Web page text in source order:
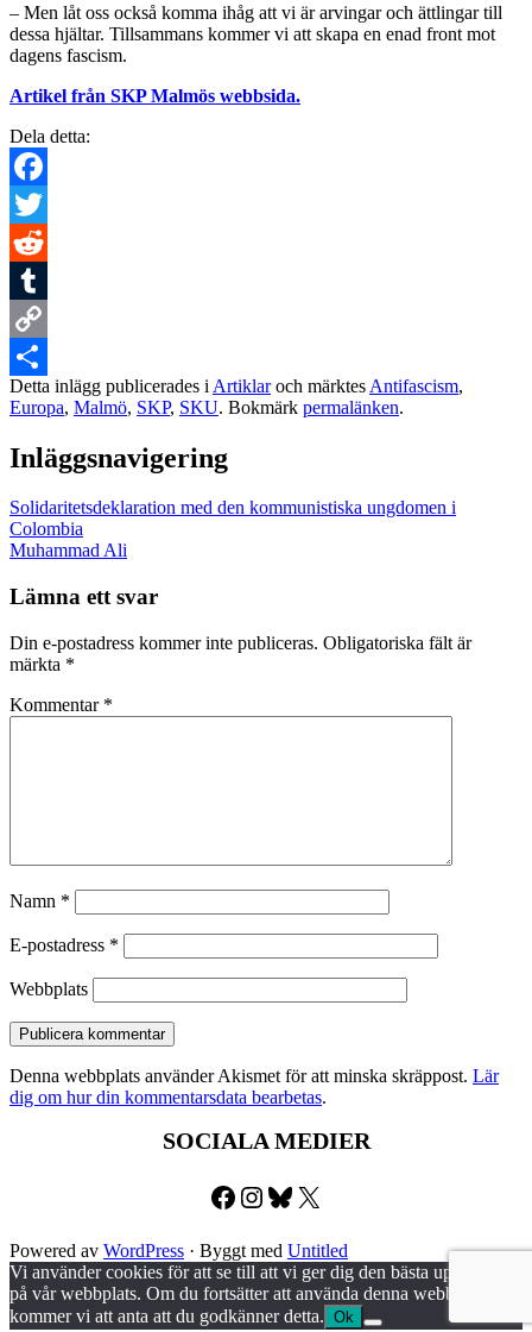
– Men låt oss också komma ihåg att vi är arvingar och ättlingar till
dessa hjältar. Tillsammans kommer vi att skapa en enad front mot
dagens fascism.
Artikel från SKP Malmös webbsida.
Dela detta:
Facebook
Twitter
Reddit
Tumblr
Copy
Link
Dela
Detta inlägg publicerades i Artiklaroch märktes Antifascism,
Europa, Malmö, SKP, SKU. Bokmärk permalänken.
Inläggsnavigering
Solidaritetsdeklaration med den kommunistiska ungdomen i
Colombia
Muhammad Ali
Lämna ett svar
Din e-postadress kommer inte publiceras. Obligatoriska fält är
märkta *
Kommentar *
Namn *
E-postadress *
Webbplats
Denna webbplats använder Akismet för att minska skräppost. Lär
dig om hur din kommentarsdata bearbetas.
SOCIALA MEDIER
Facebook
Instagram
Bluesky
X
Powered av WordPress · Byggt med Untitled
Vi använder cookies för att se till att vi ger dig den bästa upplevelsen
på vår webbplats. Om du fortsätter att använda denna webbplats
kommer vi att anta att du godkänner detta. Ok